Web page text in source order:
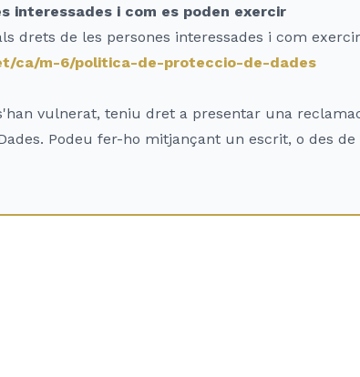
interessades i com es poden exercir
drets de les persones interessades i com
ca/m-6/politica-de-proteccio-de-dades
vulnerat, teniu dret a presentar una
Podeu fer-ho mitjançant un escrit, o des de